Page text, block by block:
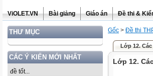
ViOLET.VN Bài giảng Giáo án Đề thi &
THƯ MỤC
CÁC Ý KIẾN MỚI NHẤT
đề tốt...
Gốc > Đề thi
Lớp 12.
Lớp 12.